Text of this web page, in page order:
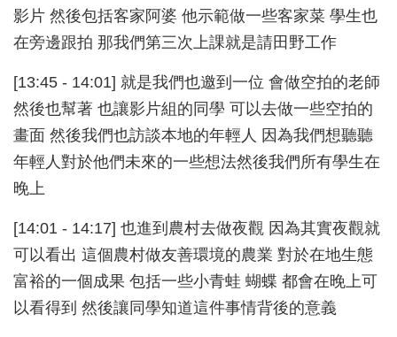
影片 然後包括客家阿婆 他示範做一些客家菜 學生也
在旁邊跟拍 那我們第三次上課就是請田野工作
[13:45 - 14:01] 就是我們也邀到一位 會做空拍的老師
然後也幫著 也讓影片組的同學 可以去做一些空拍的
畫面 然後我們也訪談本地的年輕人 因為我們想聽聽
年輕人對於他們未來的一些想法然後我們所有學生在
晚上
[14:01 - 14:17] 也進到農村去做夜觀 因為其實夜觀就
可以看出 這個農村做友善環境的農業 對於在地生態
富裕的一個成果 包括一些小青蛙 蝴蝶 都會在晚上可
以看得到 然後讓同學知道這件事情背後的意義